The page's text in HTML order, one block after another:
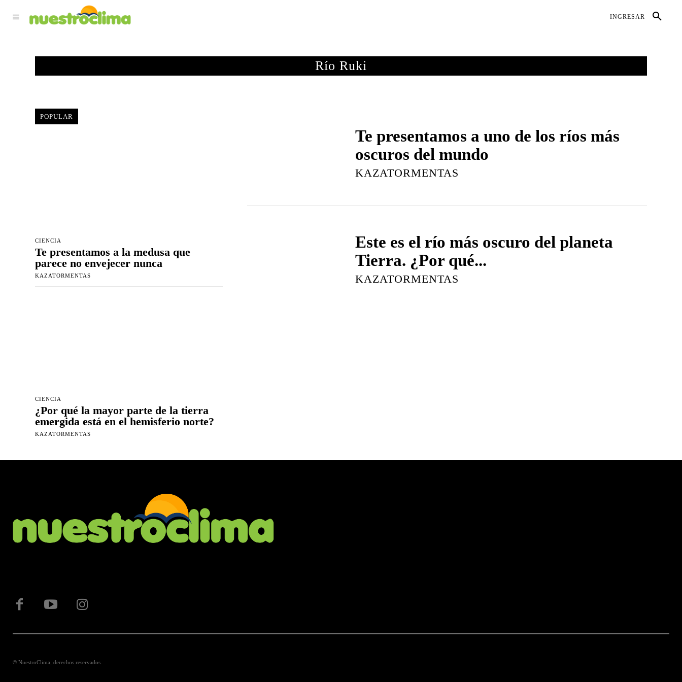
GALERÍASMORE
INGRESAR
Río Ruki
POPULAR
CIENCIA
Te presentamos a la medusa que
parece no envejecer nunca
KAZATORMENTAS
CIENCIA
¿Por qué la mayor parte de la tierra
emergida está en el hemisferio norte?
KAZATORMENTAS
Te presentamos a uno de los ríos más
oscuros del mundo
KAZATORMENTAS
Este es el río más oscuro del planeta
Tierra. ¿Por qué...
KAZATORMENTAS
© NuestroClima, derechos reservados.